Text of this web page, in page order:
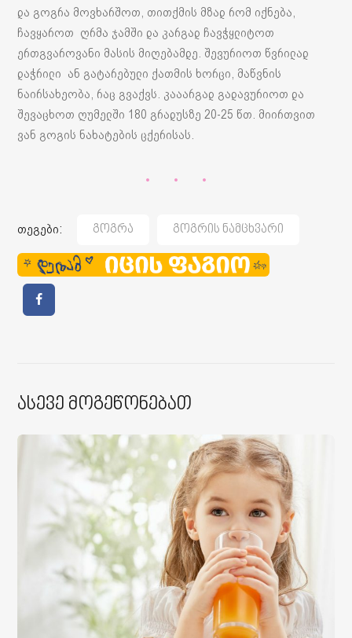
და გოგრა მოვხარშოთ, თითქმის მზად რომ იქნება,
ჩავყაროთ ღრმა ჯამში და კარგად ჩავჭყლიტოთ
ერთგვაროვანი მასის მიღებამდე. შევურიოთ წვრილად
დაჭრილი ან გატარებული ქათმის ხორცი, მაწვნის
ნაირსახეობა, რაც გვაქვს. კააარგად გადავურიოთ და
შევაცხოთ ღუმელში 180 გრადუსზე 20-25 წთ. მიირთვით
ვან გოგის ნახატების ცქერისას.
თეგები: Გოგრა Გოგრის Ნამცხვარი
Ასევე Მოგეწონებათ